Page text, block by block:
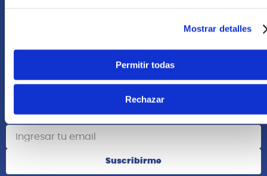
Mostrar detalles
Permitir todas
Rechazar
Suscribete
Suscribirme